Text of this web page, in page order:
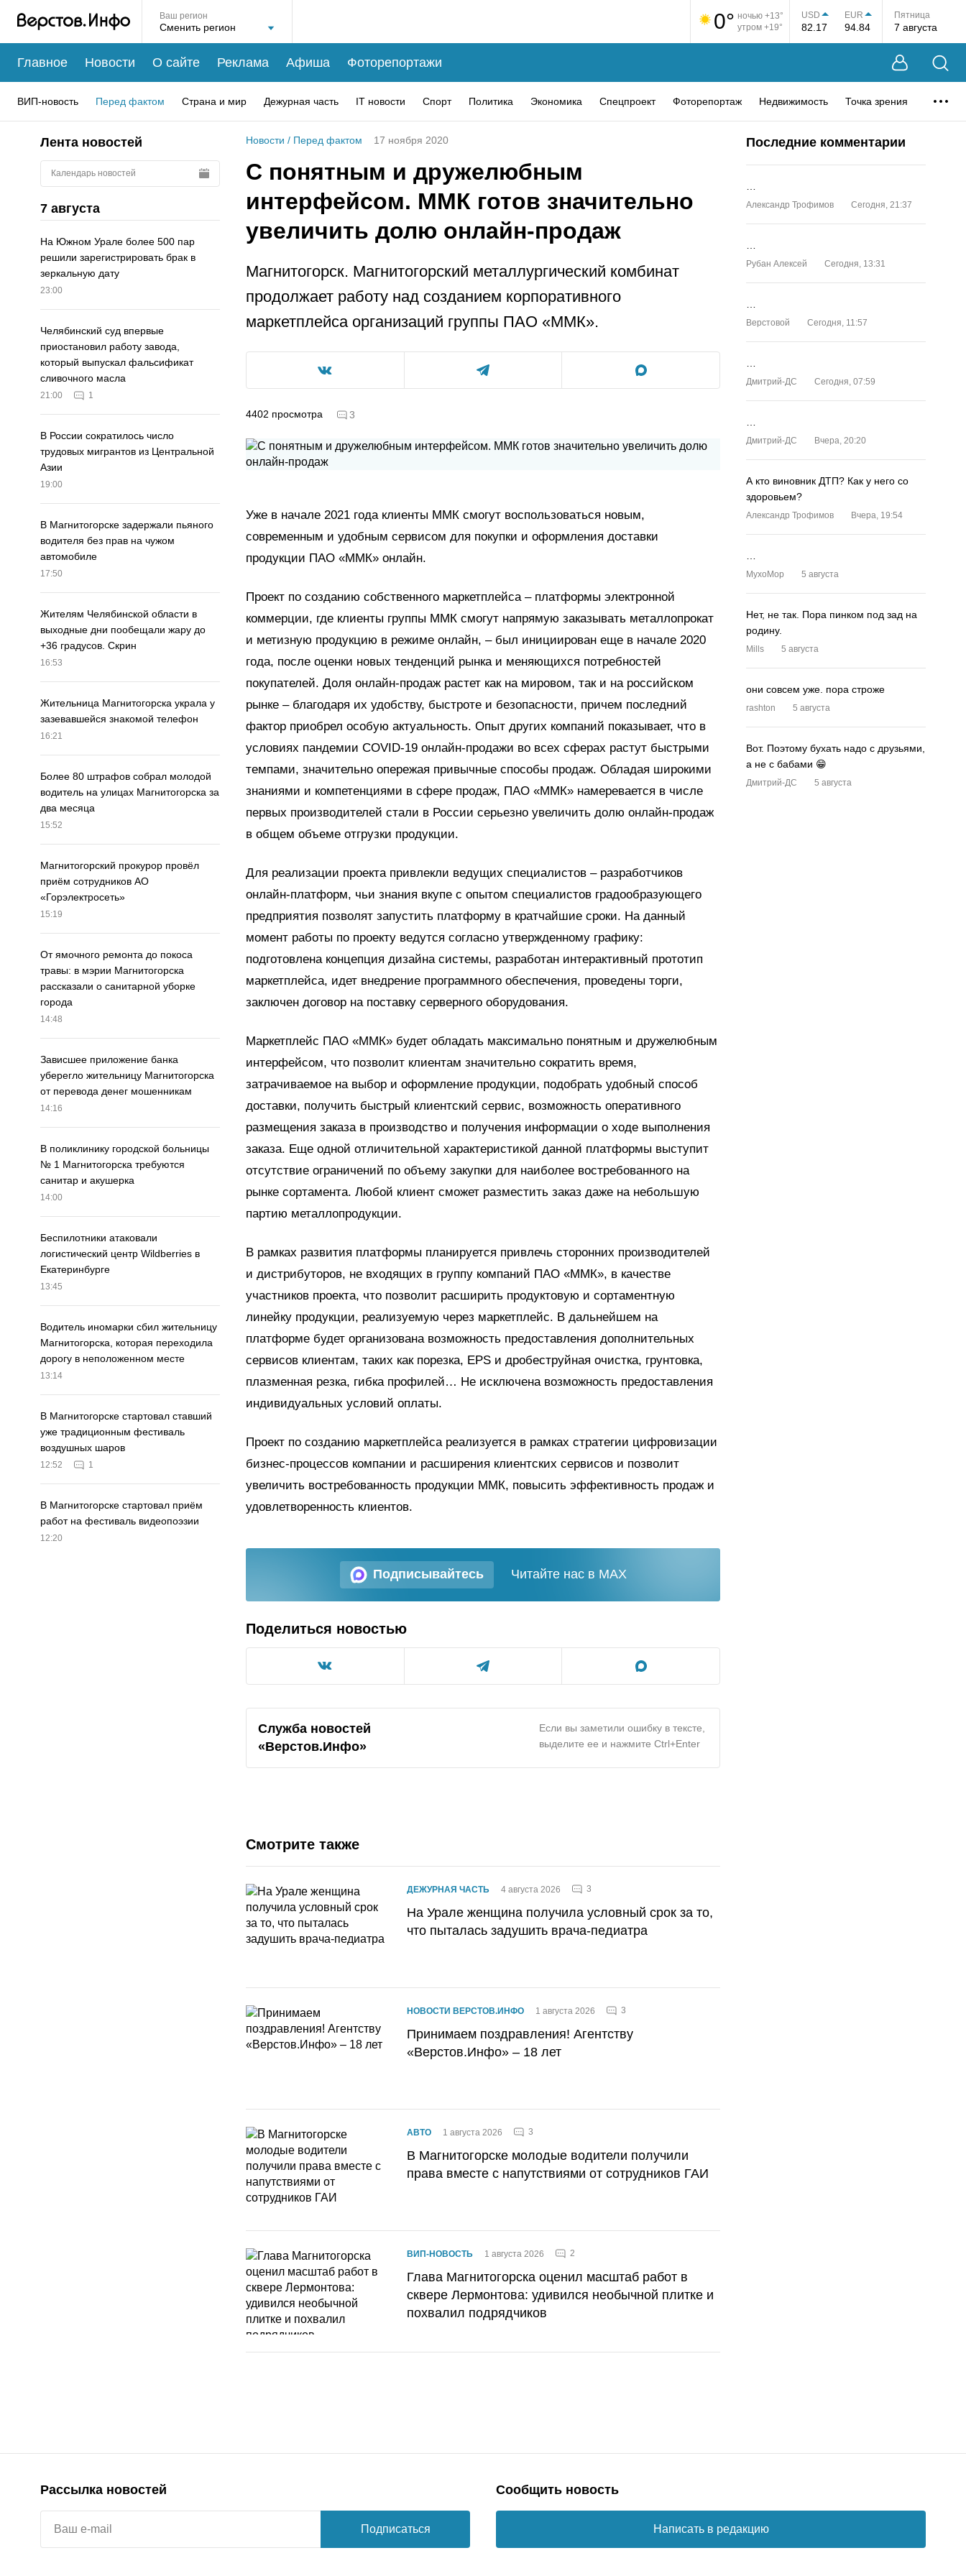
Ваш регион 0° ночью +13°
утром +19°
USD
82.17
EUR
94.84
Пятница
7 августа
Главное Новости О сайте Реклама Афиша Фоторепортажи
ВИП-новость Перед фактом Страна и мир Дежурная часть IT новости Спорт Политика Экономика Спецпроект Фоторепортаж Недвижимость Точка зрения
Лента новостей
Календарь новостей
7 августа
На Южном Урале более 500 пар
решили зарегистрировать брак в
зеркальную дату
23:00
Челябинский суд впервые
приостановил работу завода,
который выпускал фальсификат
сливочного масла
21:00 1
В России сократилось число
трудовых мигрантов из Центральной
Азии
19:00
В Магнитогорске задержали пьяного
водителя без прав на чужом
автомобиле
17:50
Жителям Челябинской области в
выходные дни пообещали жару до
+36 градусов. Скрин
16:53
Жительница Магнитогорска украла у
зазевавшейся знакомой телефон
16:21
Более 80 штрафов собрал молодой
водитель на улицах Магнитогорска за
два месяца
15:52
Магнитогорский прокурор провёл
приём сотрудников АО
«Горэлектросеть»
15:19
От ямочного ремонта до покоса
травы: в мэрии Магнитогорска
рассказали о санитарной уборке
города
14:48
Зависшее приложение банка
уберегло жительницу Магнитогорска
от перевода денег мошенникам
14:16
В поликлинику городской больницы
№ 1 Магнитогорска требуются
санитар и акушерка
14:00
Беспилотники атаковали
логистический центр Wildberries в
Екатеринбурге
13:45
Водитель иномарки сбил жительницу
Магнитогорска, которая переходила
дорогу в неположенном месте
13:14
В Магнитогорске стартовал ставший
уже традиционным фестиваль
воздушных шаров
12:52 1
В Магнитогорске стартовал приём
работ на фестиваль видеопоэзии
12:20
Новости / Перед фактом 17 ноября 2020
С понятным и дружелюбным
интерфейсом. ММК готов значительно
увеличить долю онлайн-продаж
Магнитогорск. Магнитогорский металлургический комбинат
продолжает работу над созданием корпоративного
маркетплейса организаций группы ПАО «ММК».
4402 просмотра 3
Уже в начале 2021 года клиенты ММК смогут воспользоваться новым,
современным и удобным сервисом для покупки и оформления доставки
продукции ПАО «ММК» онлайн.
Проект по созданию собственного маркетплейса – платформы электронной
коммерции, где клиенты группы ММК смогут напрямую заказывать металлопрокат
и метизную продукцию в режиме онлайн, – был инициирован еще в начале 2020
года, после оценки новых тенденций рынка и меняющихся потребностей
покупателей. Доля онлайн-продаж растет как на мировом, так и на российском
рынке – благодаря их удобству, быстроте и безопасности, причем последний
фактор приобрел особую актуальность. Опыт других компаний показывает, что в
условиях пандемии COVID-19 онлайн-продажи во всех сферах растут быстрыми
темпами, значительно опережая привычные способы продаж. Обладая широкими
знаниями и компетенциями в сфере продаж, ПАО «ММК» намеревается в числе
первых производителей стали в России серьезно увеличить долю онлайн-продаж
в общем объеме отгрузки продукции.
Для реализации проекта привлекли ведущих специалистов – разработчиков
онлайн-платформ, чьи знания вкупе с опытом специалистов градообразующего
предприятия позволят запустить платформу в кратчайшие сроки. На данный
момент работы по проекту ведутся согласно утвержденному графику:
подготовлена концепция дизайна системы, разработан интерактивный прототип
маркетплейса, идет внедрение программного обеспечения, проведены торги,
заключен договор на поставку серверного оборудования.
Маркетплейс ПАО «ММК» будет обладать максимально понятным и дружелюбным
интерфейсом, что позволит клиентам значительно сократить время,
затрачиваемое на выбор и оформление продукции, подобрать удобный способ
доставки, получить быстрый клиентский сервис, возможность оперативного
размещения заказа в производство и получения информации о ходе выполнения
заказа. Еще одной отличительной характеристикой данной платформы выступит
отсутствие ограничений по объему закупки для наиболее востребованного на
рынке сортамента. Любой клиент сможет разместить заказ даже на небольшую
партию металлопродукции.
В рамках развития платформы планируется привлечь сторонних производителей
и дистрибуторов, не входящих в группу компаний ПАО «ММК», в качестве
участников проекта, что позволит расширить продуктовую и сортаментную
линейку продукции, реализуемую через маркетплейс. В дальнейшем на
платформе будет организована возможность предоставления дополнительных
сервисов клиентам, таких как порезка, EPS и дробеструйная очистка, грунтовка,
плазменная резка, гибка профилей… Не исключена возможность предоставления
индивидуальных условий оплаты.
Проект по созданию маркетплейса реализуется в рамках стратегии цифровизации
бизнес-процессов компании и расширения клиентских сервисов и позволит
увеличить востребованность продукции ММК, повысить эффективность продаж и
удовлетворенность клиентов.
Подписывайтесь Читайте нас в MAX
Поделиться новостью
Служба новостей
«Верстов.Инфо»
Если вы заметили ошибку в тексте,
выделите ее и нажмите Ctrl+Enter
Смотрите также
ДЕЖУРНАЯ ЧАСТЬ 4 августа 2026 3
На Урале женщина получила условный срок за то,
что пыталась задушить врача-педиатра
НОВОСТИ ВЕРСТОВ.ИНФО 1 августа 2026 3
Принимаем поздравления! Агентству
«Верстов.Инфо» – 18 лет
АВТО 1 августа 2026 3
В Магнитогорске молодые водители получили
права вместе с напутствиями от сотрудников ГАИ
ВИП-НОВОСТЬ 1 августа 2026 2
Глава Магнитогорска оценил масштаб работ в
сквере Лермонтова: удивился необычной плитке и
похвалил подрядчиков
Последние комментарии
Александр Трофимов Сегодня, 21:37
Рубан Алексей Сегодня, 13:31
Верстовой Сегодня, 11:57
Дмитрий-ДС Сегодня, 07:59
Дмитрий-ДС Вчера, 20:20
А кто виновник ДТП? Как у него со
здоровьем?
Александр Трофимов Вчера, 19:54
MyxoMop 5 августа
Нет, не так. Пора пинком под зад на
родину.
Mills 5 августа
они совсем уже. пора строже
rashton 5 августа
Вот. Поэтому бухать надо с друзьями,
а не с бабами 😁
Дмитрий-ДС 5 августа
Рассылка новостей
Подписаться
Сообщить новость
Написать в редакцию